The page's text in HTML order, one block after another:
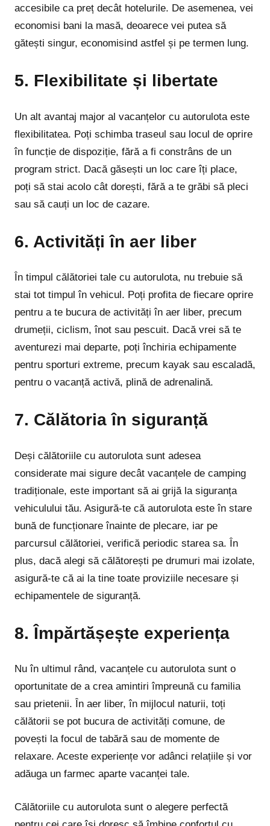
accesibile ca preț decât hotelurile. De asemenea, vei
economisi bani la masă, deoarece vei putea să
gătești singur, economisind astfel și pe termen lung.
5. Flexibilitate și libertate
Un alt avantaj major al vacanțelor cu autorulota este
flexibilitatea. Poți schimba traseul sau locul de oprire
în funcție de dispoziție, fără a fi constrâns de un
program strict. Dacă găsești un loc care îți place,
poți să stai acolo cât dorești, fără a te grăbi să pleci
sau să cauți un loc de cazare.
6. Activități în aer liber
În timpul călătoriei tale cu autorulota, nu trebuie să
stai tot timpul în vehicul. Poți profita de fiecare oprire
pentru a te bucura de activități în aer liber, precum
drumeții, ciclism, înot sau pescuit. Dacă vrei să te
aventurezi mai departe, poți închiria echipamente
pentru sporturi extreme, precum kayak sau escaladă,
pentru o vacanță activă, plină de adrenalină.
7. Călătoria în siguranță
Deși călătoriile cu autorulota sunt adesea
considerate mai sigure decât vacanțele de camping
tradiționale, este important să ai grijă la siguranța
vehiculului tău. Asigură-te că autorulota este în stare
bună de funcționare înainte de plecare, iar pe
parcursul călătoriei, verifică periodic starea sa. În
plus, dacă alegi să călătorești pe drumuri mai izolate,
asigură-te că ai la tine toate proviziile necesare și
echipamentele de siguranță.
8. Împărtășește experiența
Nu în ultimul rând, vacanțele cu autorulota sunt o
oportunitate de a crea amintiri împreună cu familia
sau prietenii. În aer liber, în mijlocul naturii, toți
călătorii se pot bucura de activități comune, de
povești la focul de tabără sau de momente de
relaxare. Aceste experiențe vor adânci relațiile și vor
adăuga un farmec aparte vacanței tale.
Călătoriile cu autorulota sunt o alegere perfectă